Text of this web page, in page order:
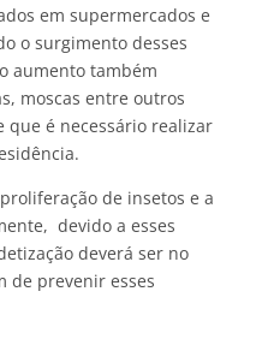
em supermercados e
o surgimento desses
aumento também
moscas entre outros
que é necessário realizar
de insetos e a
devido a esses
deverá ser no
de prevenir esses